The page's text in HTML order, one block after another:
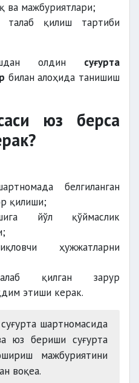
ва мажбуриятлари;
талаб қилиш тартиби
олдин суғурта
билан алоҳида танишиш
юз берса
белгиланган
қилиши;
йўл қўймаслик
ҳужжатларни
қилган зарур
этиши керак.
шартномасида
юз бериши суғурта
мажбуриятини
воқеа.